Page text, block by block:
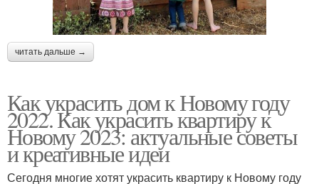
читать дальше →
Как украсить дом к Новому году
2022. Как украсить квартиру к
Новому 2023: актуальные советы
и креативные идеи
Сегодня многие хотят украсить квартиру к Новому году